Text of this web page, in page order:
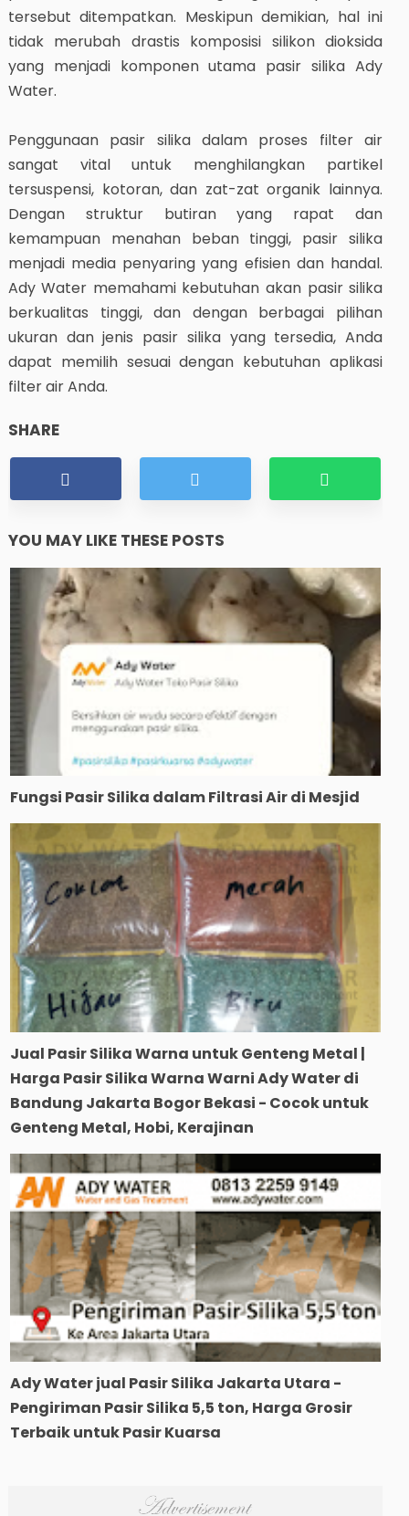
tersebut ditempatkan. Meskipun demikian, hal ini
tidak merubah drastis komposisi silikon dioksida
yang menjadi komponen utama pasir silika Ady
Water.
Penggunaan pasir silika dalam proses filter air
sangat vital untuk menghilangkan partikel
tersuspensi, kotoran, dan zat-zat organik lainnya.
Dengan struktur butiran yang rapat dan
kemampuan menahan beban tinggi, pasir silika
menjadi media penyaring yang efisien dan handal.
Ady Water memahami kebutuhan akan pasir silika
berkualitas tinggi, dan dengan berbagai pilihan
ukuran dan jenis pasir silika yang tersedia, Anda
dapat memilih sesuai dengan kebutuhan aplikasi
filter air Anda.
SHARE
YOU MAY LIKE THESE POSTS
Fungsi Pasir Silika dalam Filtrasi Air di Mesjid
Jual Pasir Silika Warna untuk Genteng Metal |
Harga Pasir Silika Warna Warni Ady Water di
Bandung Jakarta Bogor Bekasi - Cocok untuk
Genteng Metal, Hobi, Kerajinan
Ady Water jual Pasir Silika Jakarta Utara -
Pengiriman Pasir Silika 5,5 ton, Harga Grosir
Terbaik untuk Pasir Kuarsa